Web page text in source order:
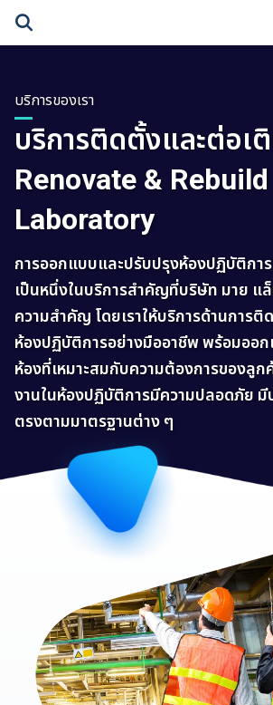
Skip
บริการของเรา
บริการติดตั้งและต่อเ
Renovate & Rebuild
Laboratory
การออกแบบและปรับปรุงห้องปฏิบัติกา
เป็นหนึ่งในบริการสำคัญที่บริษัท มาย แ
ความสำคัญ โดยเราให้บริการด้านการ
ห้องปฏิบัติการอย่างมืออาชีพ พร้อมออ
ห้องที่เหมาะสมกับความต้องการของลูก
งานในห้องปฏิบัติการมีความปลอดภัย มี
ตรงตามมาตรฐานต่าง ๆ